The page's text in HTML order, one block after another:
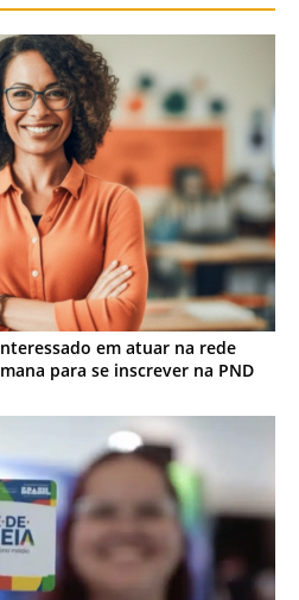
em atuar na rede
para se inscrever na PND